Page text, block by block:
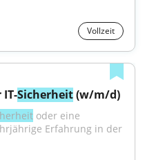
Vollzeit
Sicherheit (w/m/d)
oder eine
Erfahrung in der